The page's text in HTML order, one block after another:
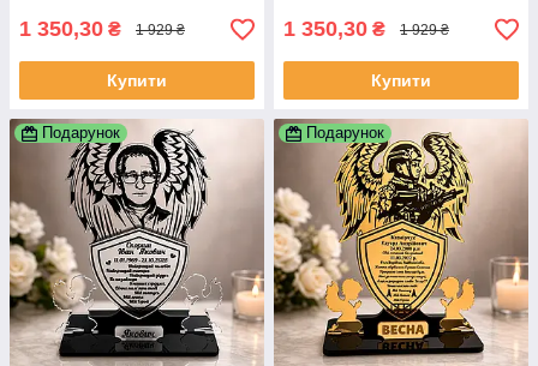
1 350,30 ₴ 1 929 ₴
Купити
1 350,30 ₴ 1 929 ₴
Купити
Подарунок Подарунок